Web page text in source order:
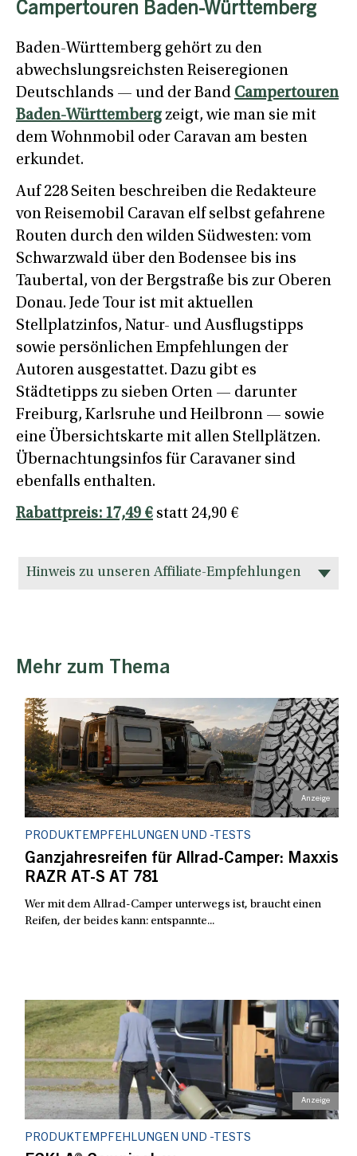
Campertouren Baden-Württemberg
Baden-Württemberg gehört zu den
abwechslungsreichsten Reiseregionen
Deutschlands — und der Band Campertouren
Baden-Württemberg zeigt, wie man sie mit
dem Wohnmobil oder Caravan am besten
erkundet.
Auf 228 Seiten beschreiben die Redakteure
von Reisemobil Caravan elf selbst gefahrene
Routen durch den wilden Südwesten: vom
Schwarzwald über den Bodensee bis ins
Taubertal, von der Bergstraße bis zur Oberen
Donau. Jede Tour ist mit aktuellen
Stellplatzinfos, Natur- und Ausflugstipps
sowie persönlichen Empfehlungen der
Autoren ausgestattet. Dazu gibt es
Städtetipps zu sieben Orten — darunter
Freiburg, Karlsruhe und Heilbronn — sowie
eine Übersichtskarte mit allen Stellplätzen.
Übernachtungsinfos für Caravaner sind
ebenfalls enthalten.
Rabattpreis: 17,49 € statt 24,90 €
Hinweis zu unseren Affiliate-Empfehlungen
Mehr zum Thema
PRODUKTEMPFEHLUNGEN UND -TESTS
Ganzjahresreifen für Allrad-Camper: Maxxis
RAZR AT-S AT 781
Wer mit dem Allrad-Camper unterwegs ist, braucht einen
Reifen, der beides kann: entspannte...
PRODUKTEMPFEHLUNGEN UND -TESTS